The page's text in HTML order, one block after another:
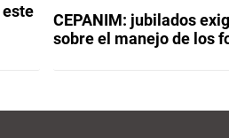
CEPANIM: jubilados
sobre el manejo de los